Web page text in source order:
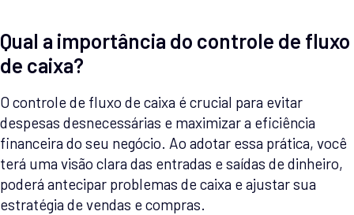
Qual a importância do controle de fluxo
de caixa?
O controle de fluxo de caixa é crucial para evitar
despesas desnecessárias e maximizar a eficiência
financeira do seu negócio. Ao adotar essa prática, você
terá uma visão clara das entradas e saídas de dinheiro,
poderá antecipar problemas de caixa e ajustar sua
estratégia de vendas e compras.